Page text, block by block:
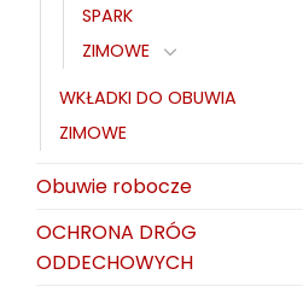
SPARK
ZIMOWE
WKŁADKI DO OBUWIA
ZIMOWE
Obuwie robocze
OCHRONA DRÓG
ODDECHOWYCH